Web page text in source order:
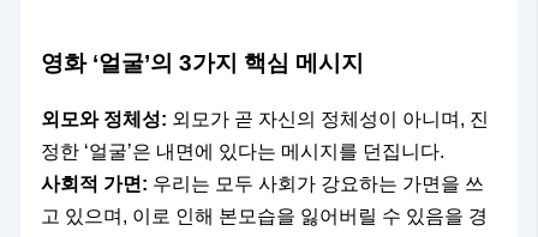
영화 ‘얼굴’의 3가지 핵심 메시지
외모와 정체성: 외모가 곧 자신의 정체성이 아니며, 진
정한 ‘얼굴’은 내면에 있다는 메시지를 던집니다.
사회적 가면: 우리는 모두 사회가 강요하는 가면을 쓰
고 있으며, 이로 인해 본모습을 잃어버릴 수 있음을 경